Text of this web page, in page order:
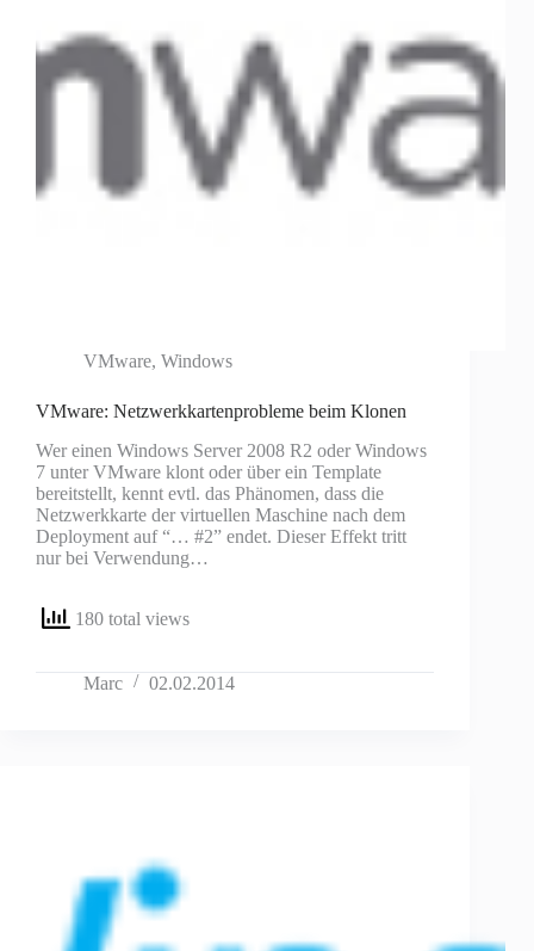
VMware, Windows
VMware: Netzwerkkartenprobleme beim Klonen
Wer einen Windows Server 2008 R2 oder Windows
7 unter VMware klont oder über ein Template
bereitstellt, kennt evtl. das Phänomen, dass die
Netzwerkkarte der virtuellen Maschine nach dem
Deployment auf “… #2” endet. Dieser Effekt tritt
nur bei Verwendung…
180 total views
Marc 02.02.2014